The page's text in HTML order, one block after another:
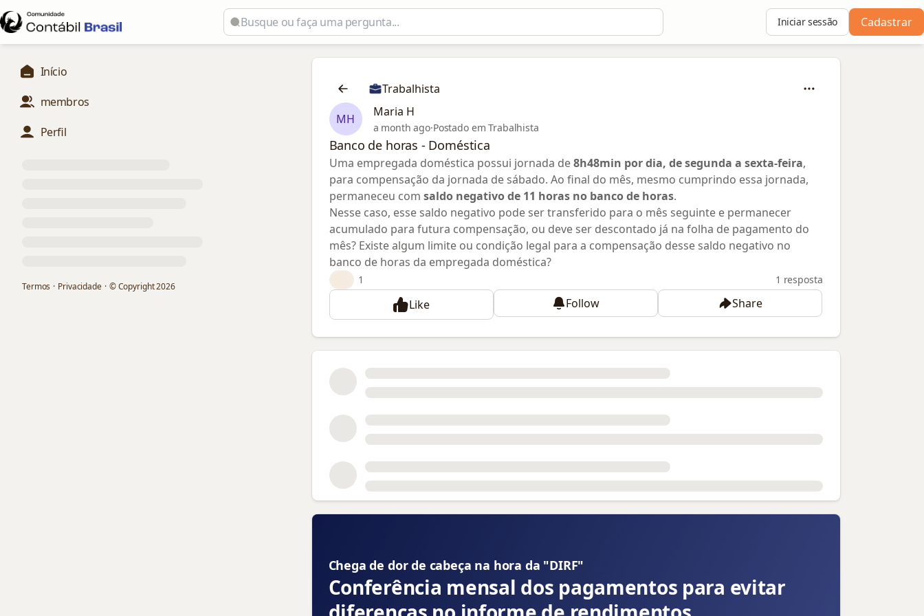
Cadastrar
Iniciar sessão
Início
membros
Perfil
Termos · Privacidade · © Copyright2026
Trabalhista
MH
Maria H
a month ago·Postado em Trabalhista
Banco de horas - Doméstica
Uma empregada doméstica possui jornada de8h48min por dia, de segunda a sexta-feira,
para compensação da jornada de sábado. Ao final do mês, mesmo cumprindo essa jornada,
permaneceu com saldo negativo de 11 horas no banco de horas.
Nesse caso, esse saldo negativo pode ser transferido para o mês seguinte e permanecer
acumulado para futura compensação, ou deve ser descontado já na folha de pagamento do
mês? Existe algum limite ou condição legal para a compensação desse saldo negativo no
banco de horas da empregada doméstica?
1 1 resposta
Like Follow Share
Chega de dor de cabeça na hora da "DIRF" 👇
Conferência mensal dos pagamentos para evitar